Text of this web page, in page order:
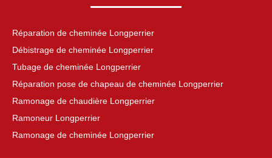
Réparation de cheminée Longperrier
Débistrage de cheminée Longperrier
Tubage de cheminée Longperrier
Réparation pose de chapeau de cheminée Longperrier
Ramonage de chaudière Longperrier
Ramoneur Longperrier
Ramonage de cheminée Longperrier